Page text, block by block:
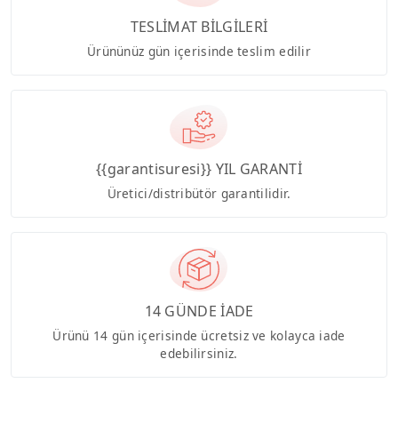
TESLİMAT BİLGİLERİ
Ürününüz gün içerisinde teslim edilir
{{garantisuresi}} YIL GARANTİ
Üretici/distribütör garantilidir.
14 GÜNDE İADE
Ürünü 14 gün içerisinde ücretsiz ve kolayca iade
edebilirsiniz.